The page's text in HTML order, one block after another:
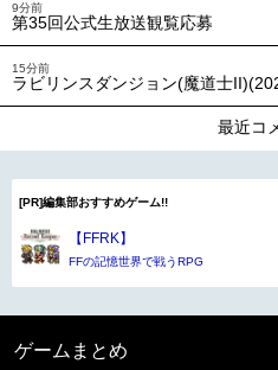
9分前
第35回公式生放送観覧応募
15分前
ラビリンスダンジョン(魔道士
最近コ
[PR]編集部おすすめゲーム!!
【FFRK】
FFの記憶世界で戦うRPG
ゲームまとめ